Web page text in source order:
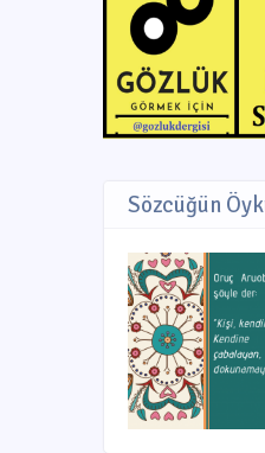
Sözcüğün